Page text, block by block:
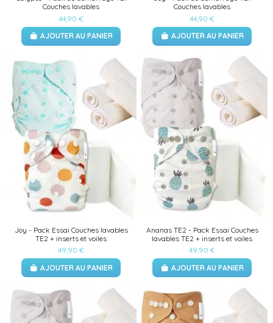
Couches lavables
44,90 €
AJOUTER AU PANIER
Couches lavables
44,90 €
AJOUTER AU PANIER
Joy - Pack Essai Couches lavables
TE2 + inserts et voiles
49,90 €
AJOUTER AU PANIER
Ananas TE2 - Pack Essai Couches
lavables TE2 + inserts et voiles
49,90 €
AJOUTER AU PANIER